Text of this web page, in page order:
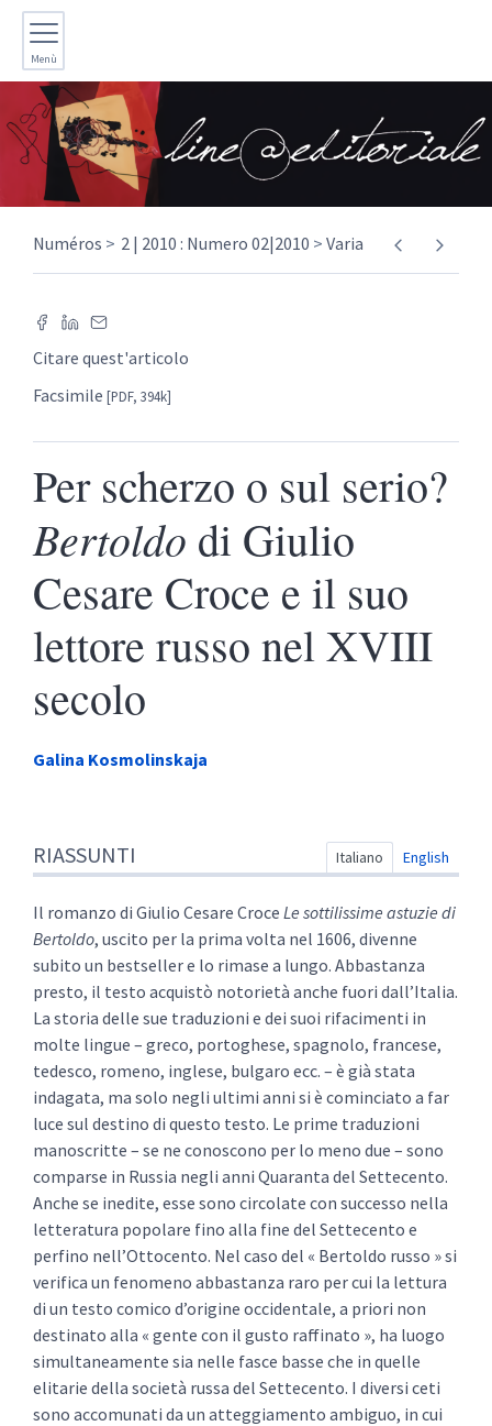
Menù
Numéros 2 | 2010 : Numero 02|2010 Varia
Citare quest'articolo
Facsimile [PDF, 394k]
Per scherzo o sul serio?
Bertoldo di Giulio
Cesare Croce e il suo
lettore russo nel XVIII
secolo
Galina Kosmolinskaja
Indice
Testo integrale
Note di fine
Citare quest'articolo
Autore
RIASSUNTI Italiano English
Il romanzo di Giulio Cesare Croce Le sottilissime astuzie di
Bertoldo, uscito per la prima volta nel 1606, divenne
subito un bestseller e lo rimase a lungo. Abbastanza
presto, il testo acquistò notorietà anche fuori dall’Italia.
La storia delle sue traduzioni e dei suoi rifacimenti in
molte lingue – greco, portoghese, spagnolo, francese,
tedesco, romeno, inglese, bulgaro ecc. – è già stata
indagata, ma solo negli ultimi anni si è cominciato a far
luce sul destino di questo testo. Le prime traduzioni
manoscritte – se ne conoscono per lo meno due – sono
comparse in Russia negli anni Quaranta del Settecento.
Anche se inedite, esse sono circolate con successo nella
letteratura popolare fino alla fine del Settecento e
perfino nell’Ottocento. Nel caso del « Bertoldo russo » si
verifica un fenomeno abbastanza raro per cui la lettura
di un testo comico d’origine occidentale, a priori non
destinato alla « gente con il gusto raffinato », ha luogo
simultaneamente sia nelle fasce basse che in quelle
elitarie della società russa del Settecento. I diversi ceti
sono accomunati da un atteggiamento ambiguo, in cui